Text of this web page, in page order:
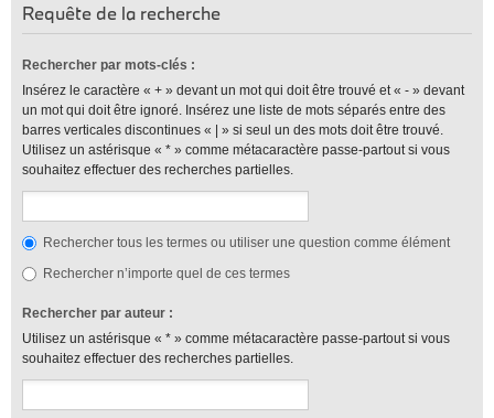
Requête de la recherche
Rechercher par mots-clés :
Insérez le caractère « + » devant un mot qui doit être trouvé et « - » devant
un mot qui doit être ignoré. Insérez une liste de mots séparés entre des
barres verticales discontinues « | » si seul un des mots doit être trouvé.
Utilisez un astérisque « * » comme métacaractère passe-partout si vous
souhaitez effectuer des recherches partielles.
Rechercher tous les termes ou utiliser une question comme élément
Rechercher n’importe quel de ces termes
Rechercher par auteur :
Utilisez un astérisque « * » comme métacaractère passe-partout si vous
souhaitez effectuer des recherches partielles.